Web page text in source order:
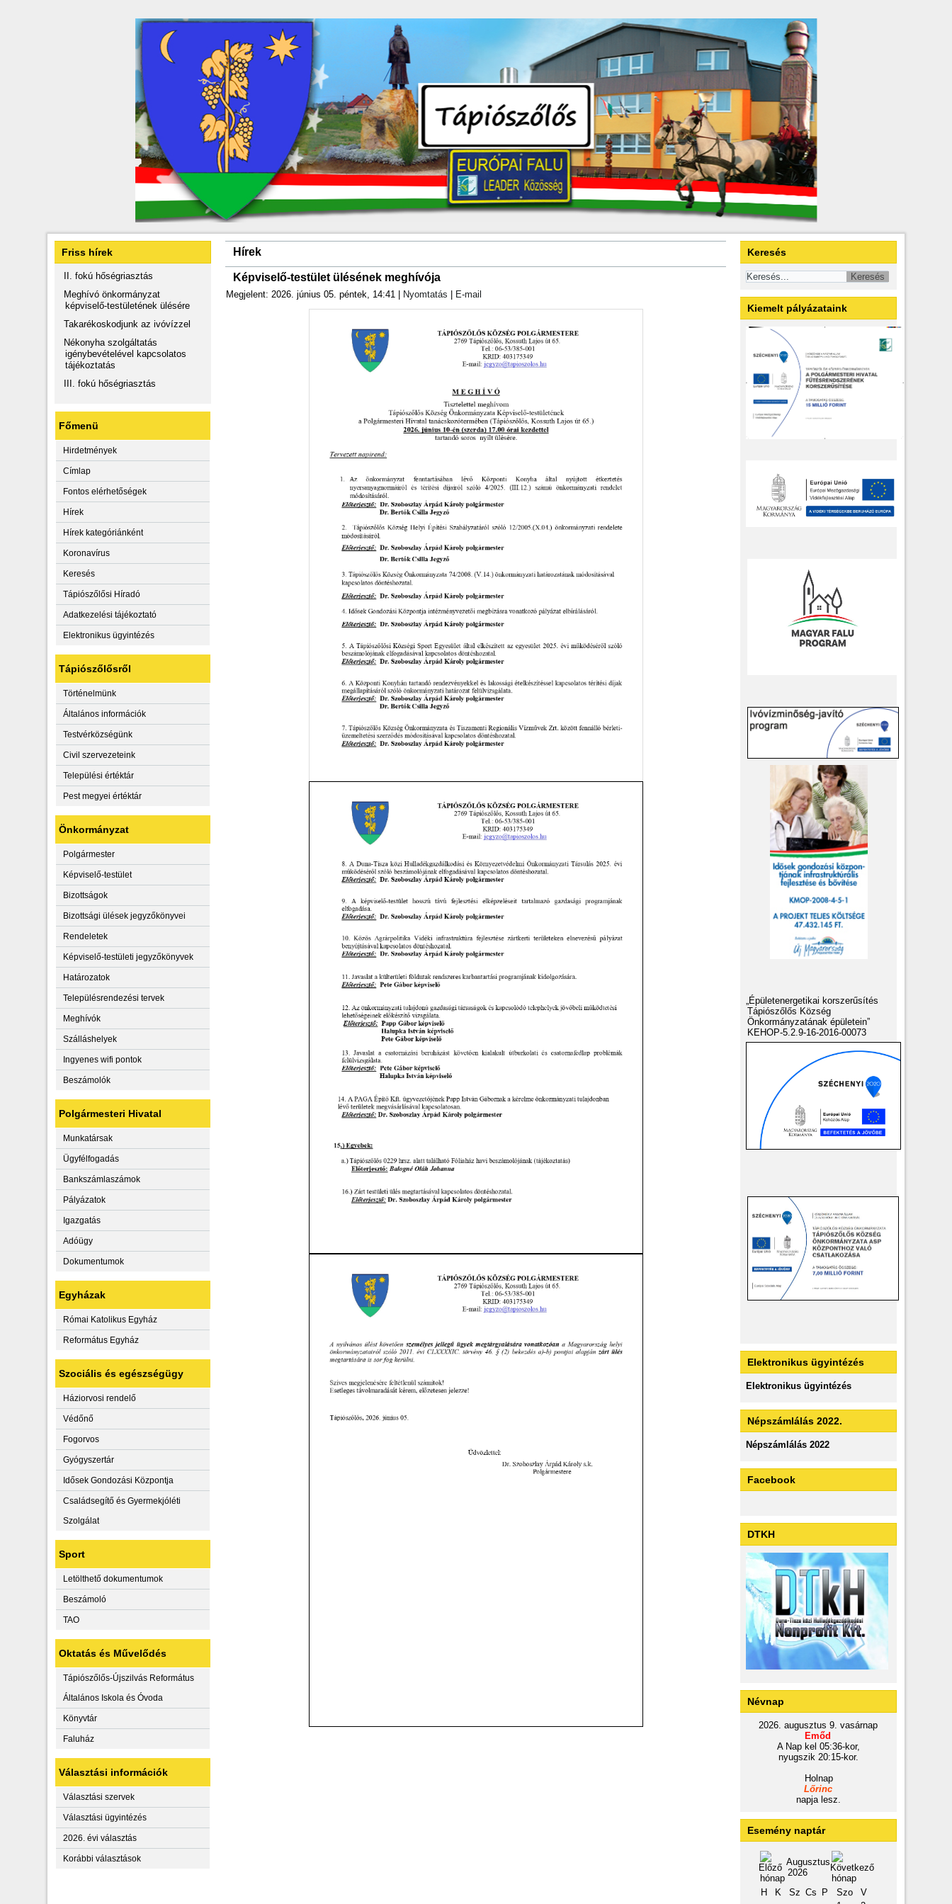
Friss hírek
II. fokú hőségriasztás
Meghívó önkormányzat
képviselő-testületének ülésére
Takarékoskodjunk az ivóvízzel
Nékonyha szolgáltatás
igénybevételével kapcsolatos
tájékoztatás
III. fokú hőségriasztás
Főmenü
Hirdetmények
Címlap
Fontos elérhetőségek
Hírek
Hírek kategóriánként
Koronavírus
Keresés
Tápiószőlősi Híradó
Adatkezelési tájékoztató
Elektronikus ügyintézés
Tápiószőlősről
Történelmünk
Általános információk
Testvérközségünk
Civil szervezeteink
Települési értéktár
Pest megyei értéktár
Önkormányzat
Polgármester
Képviselő-testület
Bizottságok
Bizottsági ülések jegyzőkönyvei
Rendeletek
Képviselő-testületi jegyzőkönyvek
Határozatok
Településrendezési tervek
Meghívók
Szálláshelyek
Ingyenes wifi pontok
Beszámolók
Polgármesteri Hivatal
Munkatársak
Ügyfélfogadás
Bankszámlaszámok
Pályázatok
Igazgatás
Adóügy
Dokumentumok
Egyházak
Római Katolikus Egyház
Református Egyház
Szociális és egészségügy
Háziorvosi rendelő
Védőnő
Fogorvos
Gyógyszertár
Idősek Gondozási Központja
Családsegítő és Gyermekjóléti
Szolgálat
Sport
Letölthető dokumentumok
Beszámoló
TAO
Oktatás és Művelődés
Tápiószőlős-Újszilvás Református
Általános Iskola és Óvoda
Könyvtár
Faluház
Választási információk
Választási szervek
Választási ügyintézés
2026. évi választás
Korábbi választások
Hírek
Képviselő-testület ülésének meghívója
Megjelent: 2026. június 05. péntek, 14:41 Nyomtatás E-mail
Keresés
Kiemelt pályázataink
„Épületenergetikai korszerűsítés
Tápiószőlős Község
Önkormányzatának épületein”
KEHOP-5.2.9-16-2016-00073
Elektronikus ügyintézés
Elektronikus ügyintézés
Népszámlálás 2022.
Népszámlálás 2022
Facebook
DTKH
Névnap
2026. augusztus 9. vasárnap
Emőd
A Nap kel 05:36-kor,
nyugszik 20:15-kor.
Holnap
Lőrinc
napja lesz.
Esemény naptár
Augusztus
2026
H
K Sz Cs P Szo
V